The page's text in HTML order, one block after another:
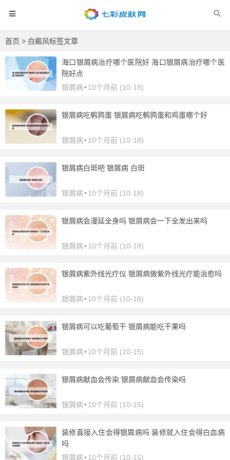
首页 > 白癜风标签文章
海口银屑病治疗哪个医院好 海口银屑病治疗哪个医
院好点
银屑病•10个月前 (10-18)
银屑病吃鹌鹑蛋 银屑病吃鹌鹑蛋和鸡蛋哪个好
银屑病•10个月前 (10-18)
银屑病白斑吧 银屑病 白斑
银屑病•10个月前 (10-18)
银屑病会漫延全身吗 银屑病会一下全发出来吗
银屑病•10个月前 (10-18)
银屑病紫外线光疗仪 银屑病做紫外线光疗能治愈吗
银屑病•10个月前 (10-16)
银屑病可以吃葡萄干 银屑病能吃干果吗
银屑病•10个月前 (10-15)
银屑病献血会传染 银屑病献血会传染吗
银屑病•10个月前 (10-15)
装修直接入住会得银屑病吗 装修就入住会得白血病
吗
银屑病•10个月前 (10-15)